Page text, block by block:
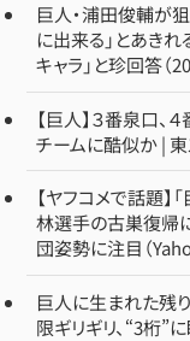
巨人・浦田俊輔が
に出来る」とあき
キャラ」と珍回答
【巨人】３番泉口、
チームに酷似か |
【ヤフコメで話題】
林選手の古巣復帰
団姿勢に注目（
巨人に生まれた残
限ギリギリ、“3桁”